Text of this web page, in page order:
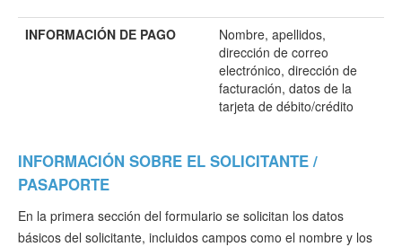
INFORMACIÓN DE PAGO
Nombre, apellidos,
dirección de correo
electrónico, dirección de
facturación, datos de la
tarjeta de débito/crédito
INFORMACIÓN SOBRE EL SOLICITANTE /
PASAPORTE
En la primera sección del formulario se solicitan los datos
básicos del solicitante, incluidos campos como el nombre y los